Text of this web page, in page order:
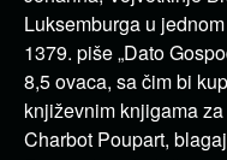
Luksemburga u
1379. piše „Dato
8,5 ovaca, sa čim bi
književnim knjigama
Charbot Poupart,